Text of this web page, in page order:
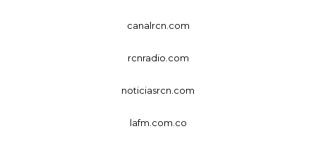
canalrcn.com
rcnradio.com
noticiasrcn.com
lafm.com.co